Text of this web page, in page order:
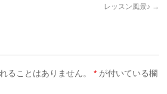
レッスン風景♪ →
ることはありません。 * が付いている欄